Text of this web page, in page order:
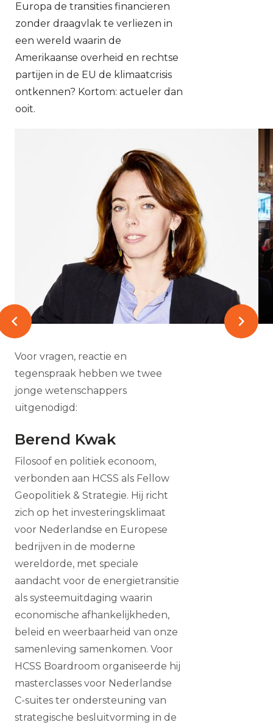
Europa de transities financieren
zonder draagvlak te verliezen in
een wereld waarin de
Amerikaanse overheid en rechtse
partijen in de EU de klimaatcrisis
ontkennen? Kortom: actueler dan
ooit.
Voor vragen, reactie en
tegenspraak hebben we twee
jonge wetenschappers
uitgenodigd:
Berend Kwak
Filosoof en politiek econoom,
verbonden aan HCSS als Fellow
Geopolitiek & Strategie. Hij richt
zich op het investeringsklimaat
voor Nederlandse en Europese
bedrijven in de moderne
wereldorde, met speciale
aandacht voor de energietransitie
als systeemuitdaging waarin
economische afhankelijkheden,
beleid en weerbaarheid van onze
samenleving samenkomen. Voor
HCSS Boardroom organiseerde hij
masterclasses voor Nederlandse
C-suites ter ondersteuning van
strategische besluitvorming in de